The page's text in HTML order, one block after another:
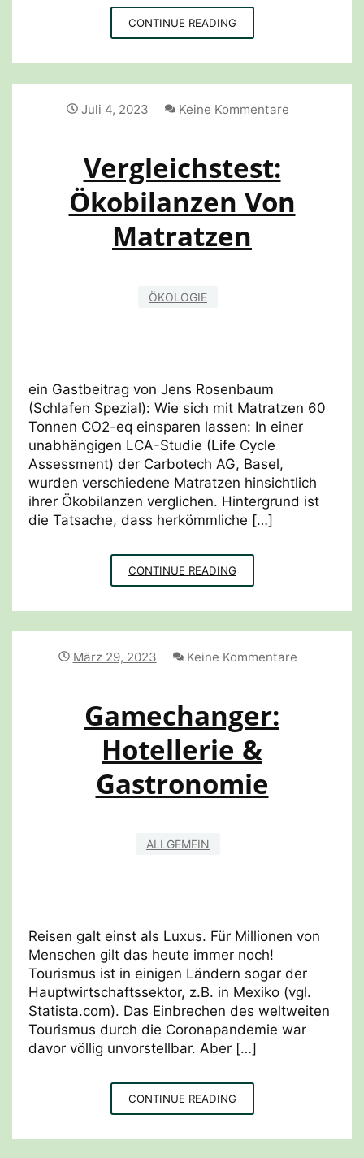
CONTINUE READING„CARPE
NOCTEM“
TEIL
Juli 4, 2023 Keine Kommentare
Vergleichstest:
Ökobilanzen Von
Matratzen
ÖKOLOGIE
ein Gastbeitrag von Jens Rosenbaum
(Schlafen Spezial): Wie sich mit Matratzen 60
Tonnen CO2-eq einsparen lassen: In einer
unabhängigen LCA-Studie (Life Cycle
Assessment) der Carbotech AG, Basel,
wurden verschiedene Matratzen hinsichtlich
ihrer Ökobilanzen verglichen. Hintergrund ist
die Tatsache, dass herkömmliche […]
CONTINUE READINGVERGLEICHSTEST:
ÖKOBILANZEN
MATRATZEN
März 29, 2023 Keine Kommentare
Gamechanger:
Hotellerie &
Gastronomie
ALLGEMEIN
Reisen galt einst als Luxus. Für Millionen von
Menschen gilt das heute immer noch!
Tourismus ist in einigen Ländern sogar der
Hauptwirtschaftssektor, z.B. in Mexiko (vgl.
Statista.com). Das Einbrechen des weltweiten
Tourismus durch die Coronapandemie war
davor völlig unvorstellbar. Aber […]
CONTINUE READINGGAMECHANGER:
HOTELLERIE
GASTRONOMIE